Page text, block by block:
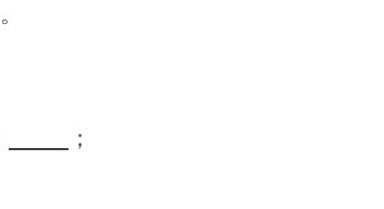
。
；